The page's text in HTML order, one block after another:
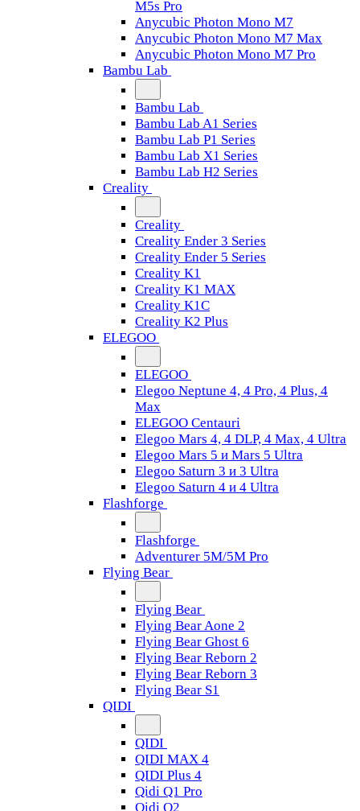
M5s Pro
Anycubic Photon Mono M7
Anycubic Photon Mono M7 Max
Anycubic Photon Mono M7 Pro
Bambu Lab
Bambu Lab
Bambu Lab A1 Series
Bambu Lab P1 Series
Bambu Lab X1 Series
Bambu Lab H2 Series
Creality
Creality
Creality Ender 3 Series
Creality Ender 5 Series
Creality K1
Creality K1 MAX
Creality K1C
Creality K2 Plus
ELEGOO
ELEGOO
Elegoo Neptune 4, 4 Pro, 4 Plus, 4
Max
ELEGOO Centauri
Elegoo Mars 4, 4 DLP, 4 Max, 4 Ultra
Elegoo Mars 5 и Mars 5 Ultra
Elegoo Saturn 3 и 3 Ultra
Elegoo Saturn 4 и 4 Ultra
Flashforge
Flashforge
Adventurer 5M/5M Pro
Flying Bear
Flying Bear
Flying Bear Aone 2
Flying Bear Ghost 6
Flying Bear Reborn 2
Flying Bear Reborn 3
Flying Bear S1
QIDI
QIDI
QIDI MAX 4
QIDI Plus 4
Qidi Q1 Pro
Qidi Q2